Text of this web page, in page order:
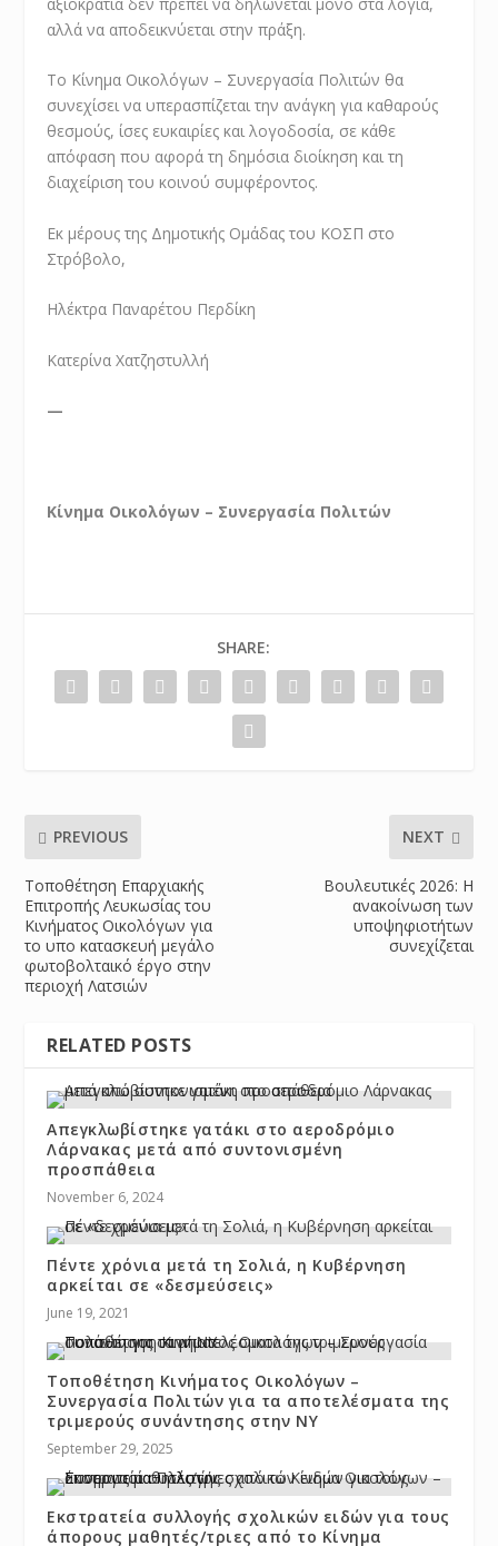
αλλά να αποδεικνύεται στην πράξη.
Το Κίνημα Οικολόγων – Συνεργασία Πολιτών θα
συνεχίσει να υπερασπίζεται την ανάγκη για καθαρούς
θεσμούς, ίσες ευκαιρίες και λογοδοσία, σε κάθε
απόφαση που αφορά τη δημόσια διοίκηση και τη
διαχείριση του κοινού συμφέροντος.
Εκ μέρους της Δημοτικής Ομάδας του ΚΟΣΠ στο
Στρόβολο,
Ηλέκτρα Παναρέτου Περδίκη
Κατερίνα Χατζηστυλλή
—
Κίνημα Οικολόγων – Συνεργασία Πολιτών
SHARE:
PREVIOUS
Τοποθέτηση Επαρχιακής
Επιτροπής Λευκωσίας του
Κινήματος Οικολόγων για
το υπο κατασκευή μεγάλο
φωτοβολταικό έργο στην
περιοχή Λατσιών
NEXT
Βουλευτικές 2026: Η
ανακοίνωση των
υποψηφιοτήτων
συνεχίζεται
RELATED POSTS
Απεγκλωβίστηκε γατάκι στο αεροδρόμιο
Λάρνακας μετά από συντονισμένη
προσπάθεια
November 6, 2024
Πέντε χρόνια μετά τη Σολιά, η Κυβέρνηση
αρκείται σε «δεσμεύσεις»
June 19, 2021
Τοποθέτηση Κινήματος Οικολόγων –
Συνεργασία Πολιτών για τα αποτελέσματα της
τριμερούς συνάντησης στην ΝΥ
September 29, 2025
Εκστρατεία συλλογής σχολικών ειδών για τους
άπορους μαθητές/τριες από το Κίνημα